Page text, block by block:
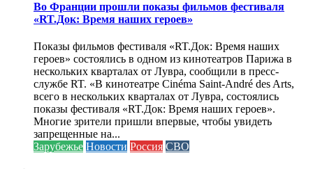
Во Франции прошли показы фильмов фестиваля
«RT.Док: Время наших героев»
Показы фильмов фестиваля «RT.Док: Время наших
героев» состоялись в одном из кинотеатров Парижа в
нескольких кварталах от Лувра, сообщили в пресс-
службе RT. «В кинотеатре Cinéma Saint-André des Arts,
всего в нескольких кварталах от Лувра, состоялись
показы фестиваля «RT.Док: Время наших героев».
Многие зрители пришли впервые, чтобы увидеть
запрещенные на...
Зарубежье Новости Россия СВО